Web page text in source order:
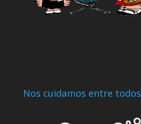
Nos cuidamos entre todos